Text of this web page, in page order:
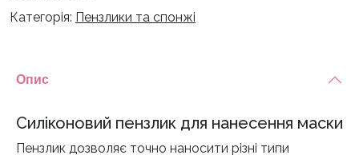
Категорія: Пензлики та спонжі
Опис
Силіконовий пензлик для нанесення маски
Пензлик дозволяє точно наносити різні типи